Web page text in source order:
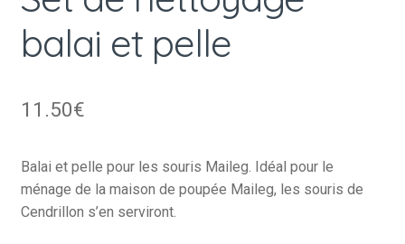
balai et pelle
11.50€
Balai et pelle pour les souris Maileg. Idéal pour le
ménage de la maison de poupée Maileg, les souris de
Cendrillon s’en serviront.